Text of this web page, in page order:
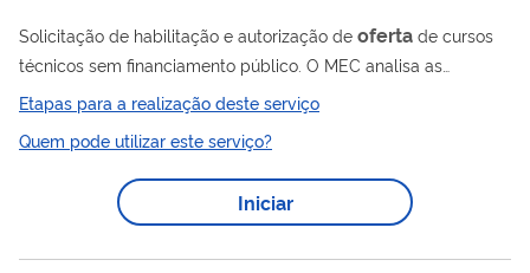
Solicitação de habilitação e autorização de oferta de cursos
técnicos sem financiamento público. O MEC analisa as
solicitações apresentadas pelas instituições e, atendidos os
requisitos estabelecidos, habilita a instituição a ofertar curso
técnico.
Etapas para a realização deste serviço
Quem pode utilizar este serviço?
Iniciar